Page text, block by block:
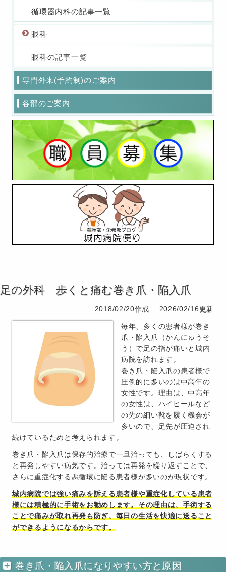
循環器内科の記事一覧
眼科
眼科の記事一覧
専門外来(予約制)のご案内
各部のご案内
足の外科 歩くと痛む巻き爪・陥入爪
2018/02/20作成 2026/02/16更新
毎年、多くの患者様が巻き
爪・陥入爪（かんにゅうそ
う）で足の指が痛いと城内
病院を訪れます。
巻き爪・陥入爪の患者様で
圧倒的に多いのは中高年の
女性です。理由は、中高年
の女性は、ハイヒールなど
の先の細い靴を履く機会が
多いので、足先が圧迫され
続けているためと考えられます。
巻き爪・陥入爪は保存的治療で一旦治っても、しばらくする
と再発しやすい病気です。治っては再発を繰り返すことで、
さらに重症化する悪循環に陥る患者様が多いのが現状です。
城内病院では強い痛みを訴える患者様や重症化している患者
様には積極的に手術をお勧めします。その理由は、手術する
ことで痛みが取れ再発も防ぎ、毎日の生活を快適に送ること
ができるようになるからです。
巻き爪・陥入爪になりやすい方と原因